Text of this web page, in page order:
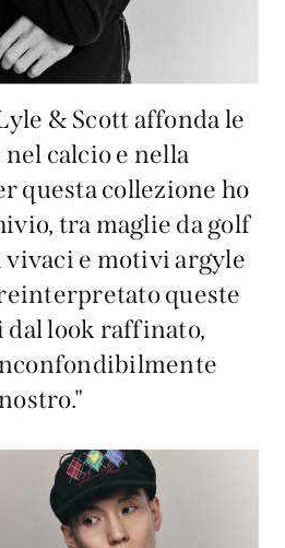
& Scott affonda le
calcio e nella
questa collezione ho
tra maglie da golf
e motivi argyle
queste
dal look raffinato,
nostro."